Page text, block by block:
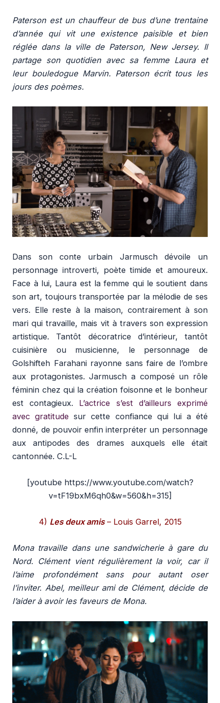
Paterson est un chauffeur de bus d’une trentaine
d’année qui vit une existence paisible et bien
réglée dans la ville de Paterson, New Jersey. Il
partage son quotidien avec sa femme Laura et
leur bouledogue Marvin. Paterson écrit tous les
jours des poèmes.
Dans son conte urbain Jarmusch dévoile un
personnage introverti, poète timide et amoureux.
Face à lui, Laura est la femme qui le soutient dans
son art, toujours transportée par la mélodie de ses
vers. Elle reste à la maison, contrairement à son
mari qui travaille, mais vit à travers son expression
artistique. Tantôt décoratrice d’intérieur, tantôt
cuisinière ou musicienne, le personnage de
Golshifteh Farahani rayonne sans faire de l’ombre
aux protagonistes. Jarmusch a composé un rôle
féminin chez qui la création foisonne et le bonheur
est contagieux. L’actrice s’est d’ailleurs exprimé
avec gratitude sur cette confiance qui lui a été
donné, de pouvoir enfin interpréter un personnage
aux antipodes des drames auxquels elle était
cantonnée. C.L-L
[youtube https://www.youtube.com/watch?
v=tF19bxM6qh0&w=560&h=315]
4) Les deux amis– Louis Garrel, 2015
Mona travaille dans une sandwicherie à gare du
Nord. Clément vient régulièrement la voir, car il
l’aime profondément sans pour autant oser
l’inviter. Abel, meilleur ami de Clément, décide de
l’aider à avoir les faveurs de Mona.